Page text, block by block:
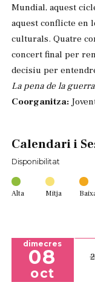
Mundial, aquest
aquest conflicte en
culturals. Quatre
concert final per
decisiu per
La pena de la
Coorganitza:
Calendari i
Disponibilitat
Alta Mitja
dimecres
08
oct